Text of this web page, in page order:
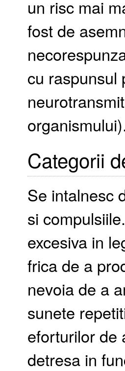
un risc mai
fost de
cu raspunsul
Categorii
Se intalnesc
si
excesiva in
frica de a
nevoia de a
sunete
eforturilor de
detresa in